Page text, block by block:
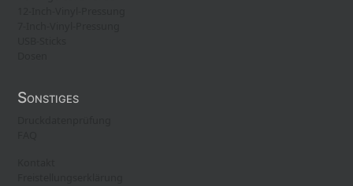
Sonstiges